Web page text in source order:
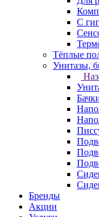
С
Тёплые
Унитазы,
Бренды
Акции